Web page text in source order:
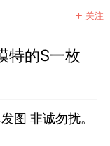
关注
特的S一枚
图 非诚勿扰。